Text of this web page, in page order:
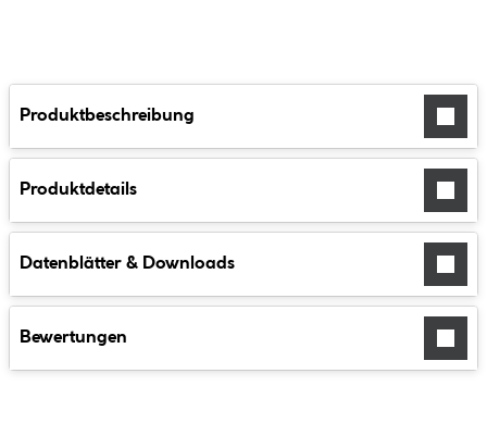
Produktbeschreibung
Produktdetails
Datenblätter & Downloads
Bewertungen